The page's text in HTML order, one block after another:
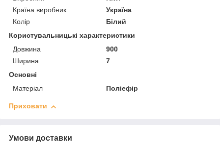
Країна виробник
Україна
Колір
Білий
Користувальницькі характеристики
Довжина
900
Ширина
7
Основні
Матеріал
Поліефір
Приховати
Умови доставки